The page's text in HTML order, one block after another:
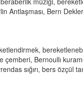
Antlaşması, Bern
çemberi, Bernoullı
sığırı, bers özçül